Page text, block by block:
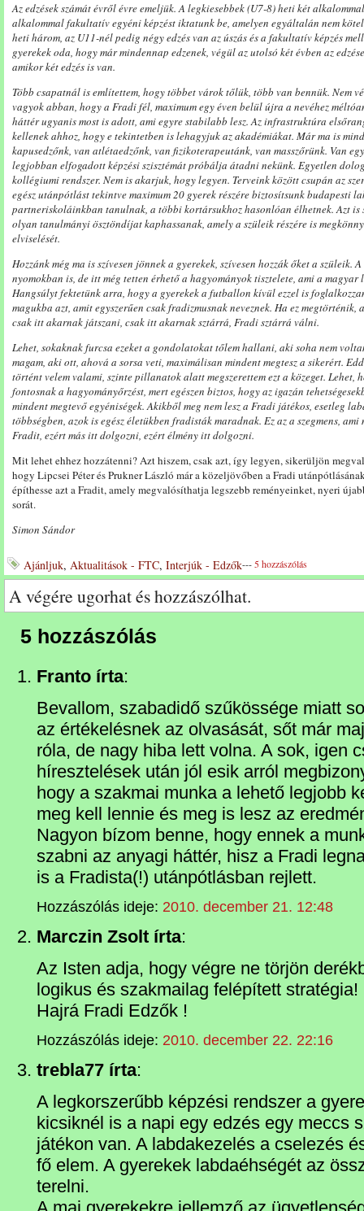
Az edzések számát évről évre emeljük. A legkiesebbek (U7-8) heti két
alkalommal fakultatív egyéni képzést iktatunk be, amelyen egyáltalán nem
heti három, az U11-nél pedig négy edzés van az úszás és a fakultatív képzés
gyerekek oda, hogy már mindennap edzenek, végül az utolsó két évben az
amikor két edzés is van.
Több csapatnál is említettem, hogy többet várok tőlük, több van bennük. Nem
vagyok abban, hogy a Fradi fél, maximum egy éven belül újra a nevéhez
háttér ugyanis most is adott, ami egyre stabilabb lesz. Az infrastruktúra
kellenek ahhoz, hogy e tekintetben is lehagyjuk az akadémiákat. Már ma is
kapusedzőnk, van atlétaedzőnk, van fizikoterapeutánk, van masszőrünk. Van
legjobban elfogadott képzési szisztémát próbálja átadni nekünk. Egyetlen
kollégiumi rendszer. Nem is akarjuk, hogy legyen. Terveink között csupán az
egész utánpótlást tekintve maximum 20 gyerek részére biztosítsunk budapesti
partneriskoláinkban tanulnak, a többi kortársukhoz hasonlóan élhetnek. Azt
olyan tanulmányi ösztöndíjat kaphassanak, amely a szüleik részére is
elviselését.
Hozzánk még ma is szívesen jönnek a gyerekek, szívesen hozzák őket a
nyomokban is, de itt még tetten érhető a hagyományok tisztelete, ami a
Hangsúlyt fektetünk arra, hogy a gyerekek a futballon kívül ezzel is
magukba azt, amit egyszerűen csak fradizmusnak neveznek. Ha ez
csak itt akarnak játszani, csak itt akarnak sztárrá, Fradi sztárrá válni.
Lehet, sokaknak furcsa ezeket a gondolatokat tőlem hallani, aki soha nem
magam, aki ott, ahová a sorsa veti, maximálisan mindent megtesz a sikerért.
történt velem valami, szinte pillanatok alatt megszerettem ezt a közeget. Lehet,
fontosnak a hagyományőrzést, mert egészen biztos, hogy az igazán
mindent megtevő egyéniségek. Akikből meg nem lesz a Fradi játékos, esetleg
többségben, azok is egész életükben fradisták maradnak. Ez az a szegmens,
Fradit, ezért más itt dolgozni, ezért élmény itt dolgozni.
Mit lehet ehhez hozzátenni? Azt hiszem, csak azt, így legyen, sikerüljön
hogy Lipcsei Péter és Prukner László már a közeljövőben a Fradi
építhesse azt a Fradit, amely megvalósíthatja legszebb reményeinket, nyeri
sorát.
Simon Sándor
Ajánljuk, Aktualitások - FTC, Interjúk - Edzők--- 5 hozzászólás
A végére ugorhat és hozzászólhat.
5 hozzászólás
Franto írta:
Bevallom, szabadidő szűkössége miatt
az értékelésnek az olvasását, sőt már
róla, de nagy hiba lett volna. A sok, igen
híresztelések után jól esik arról
hogy a szakmai munka a lehető legjobb
meg kell lennie és meg is lesz az
Nagyon bízom benne, hogy ennek a
szabni az anyagi háttér, hisz a Fradi
is a Fradista(!) utánpótlásban rejlett.
Hozzászólás ideje: 2010. december 21. 12:48
Marczin Zsolt írta:
Az Isten adja, hogy végre ne törjön
logikus és szakmailag felépített stratégia!
Hajrá Fradi Edzők !
Hozzászólás ideje: 2010. december 22. 22:16
trebla77 írta:
A legkorszerűbb képzési rendszer a
kicsiknél is a napi egy edzés egy meccs
játékon van. A labdakezelés a cselezés
fő elem. A gyerekek labdaéhségét az
terelni.